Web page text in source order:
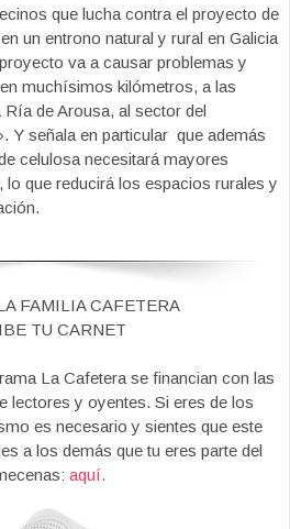
que lucha contra el proyecto de
un entrono natural y rural en Galicia
va a causar problemas y
muchísimos kilómetros, a las
de Arousa, al sector del
Y señala en particular que además
celulosa necesitará mayores
lo que reducirá los espacios rurales y
FAMILIA CAFETERA
TU CARNET
La Cafetera se financian con las
lectores y oyentes. Si eres de los
es necesario y sientes que este
a los demás que tu eres parte del
aquí.